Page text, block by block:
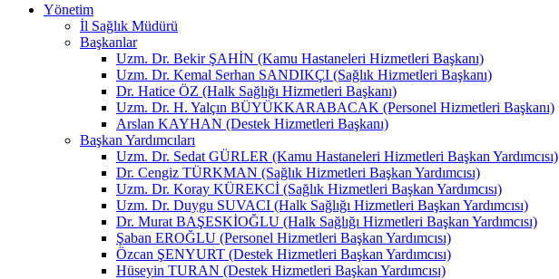
Yönetim
İl Sağlık Müdürü
Başkanlar
Uzm. Dr. Bekir ŞAHİN (Kamu Hastaneleri Hizmetleri Başkanı)
Uzm. Dr. Kemal Serhan SANDIKÇI (Sağlık Hizmetleri Başkanı)
Dr. Hatice ÖZ (Halk Sağlığı Hizmetleri Başkanı)
Uzm. Dr. H. Yalçın BÜYÜKKARABACAK (Personel Hizmetleri Başkanı)
Arslan KAYHAN (Destek Hizmetleri Başkanı)
Başkan Yardımcıları
Uzm. Dr. Sedat GÜRLER (Kamu Hastaneleri Hizmetleri Başkan Yardımcısı)
Dr. Cengiz TÜRKMAN (Sağlık Hizmetleri Başkan Yardımcısı)
Uzm. Dr. Koray KÜREKCİ (Sağlık Hizmetleri Başkan Yardımcısı)
Uzm. Dr. Duygu SUVACI (Halk Sağlığı Hizmetleri Başkan Yardımcısı)
Dr. Murat BAŞESKİOĞLU (Halk Sağlığı Hizmetleri Başkan Yardımcısı)
Şaban EROĞLU (Personel Hizmetleri Başkan Yardımcısı)
Özcan ŞENYURT (Destek Hizmetleri Başkan Yardımcısı)
Hüseyin TURAN (Destek Hizmetleri Başkan Yardımcısı)